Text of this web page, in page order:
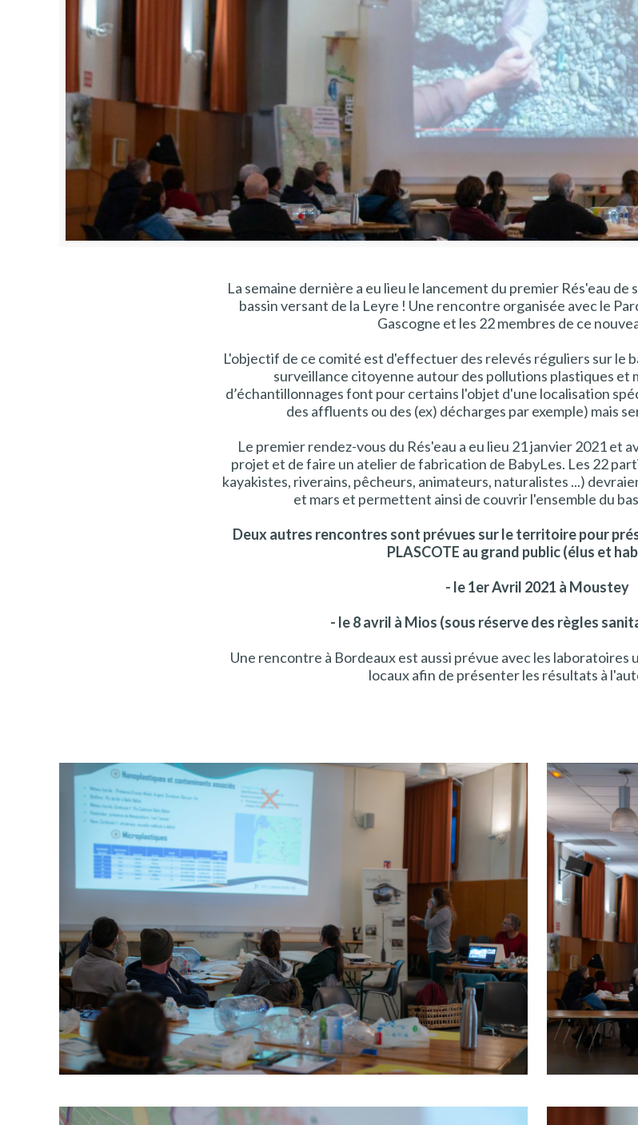
La semaine dernière a eu lieu le lancement du premier Rés'eau
bassin versant de la Leyre ! Une rencontre organisée avec le
Gascogne et les 22 membres de ce
L'objectif de ce comité est d'effectuer des relevés réguliers sur le
surveillance citoyenne autour des pollutions plastiques et
d’échantillonnages font pour certains l'objet d'une localisation
des affluents ou des (ex) décharges par exemple) mais
Le premier rendez-vous du Rés'eau a eu lieu 21 janvier 2021 et
projet et de faire un atelier de fabrication de BabyLes. Les 22
kayakistes, riverains, pêcheurs, animateurs, naturalistes ...)
et mars et permettent ainsi de couvrir l'ensemble du
Deux autres rencontres sont prévues sur le territoire pour
PLASCOTE au grand public (élus et
- le 1er Avril 2021 à Moustey
- le 8 avril à Mios (sous réserve des règles
Une rencontre à Bordeaux est aussi prévue avec les laboratoires
locaux afin de présenter les résultats à